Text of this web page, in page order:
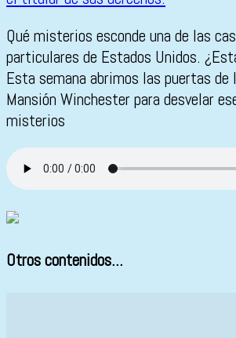
Qué misterios esconde una de las
particulares de Estados Unidos.
Esta semana abrimos las puertas de
Mansión Winchester para desvelar
misterios
Otros contenidos...